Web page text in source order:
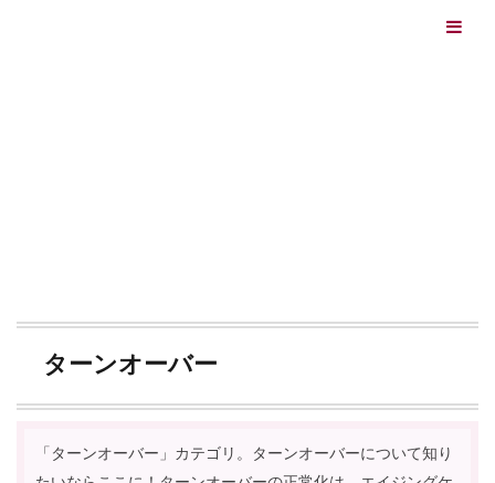
ターンオーバー
「ターンオーバー」カテゴリ。ターンオーバーについて知り